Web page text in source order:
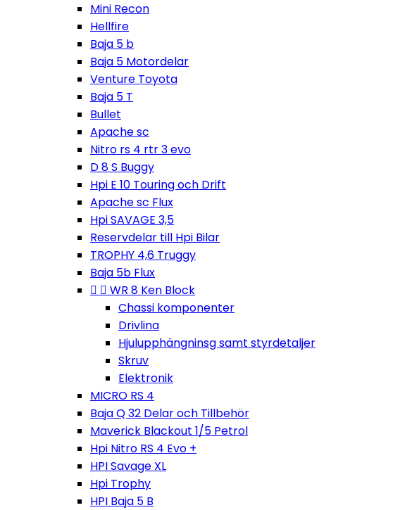
Mini Recon
Hellfire
Baja 5 b
Baja 5 Motordelar
Venture Toyota
Baja 5 T
Bullet
Apache sc
Nitro rs 4 rtr 3 evo
D 8 S Buggy
Hpi E 10 Touring och Drift
Apache sc Flux
Hpi SAVAGE 3,5
Reservdelar till Hpi Bilar
TROPHY 4,6 Truggy
Baja 5b Flux
  WR 8 Ken Block
Chassi komponenter
Drivlina
Hjulupphängninsg samt styrdetaljer
Skruv
Elektronik
MICRO RS 4
Baja Q 32 Delar och Tillbehör
Maverick Blackout 1/5 Petrol
Hpi Nitro RS 4 Evo +
HPI Savage XL
Hpi Trophy
HPI Baja 5 B